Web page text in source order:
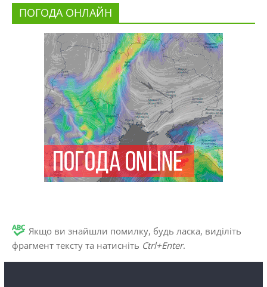
ПОГОДА ОНЛАЙН
Якщо ви знайшли помилку, будь ласка, виділіть
фрагмент тексту та натисніть Ctrl+Enter.